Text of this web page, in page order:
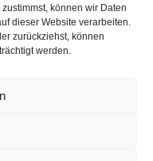
können wir Daten
dieser Website verarbeiten.
zurückziehst, können
werden.
Cookies zu